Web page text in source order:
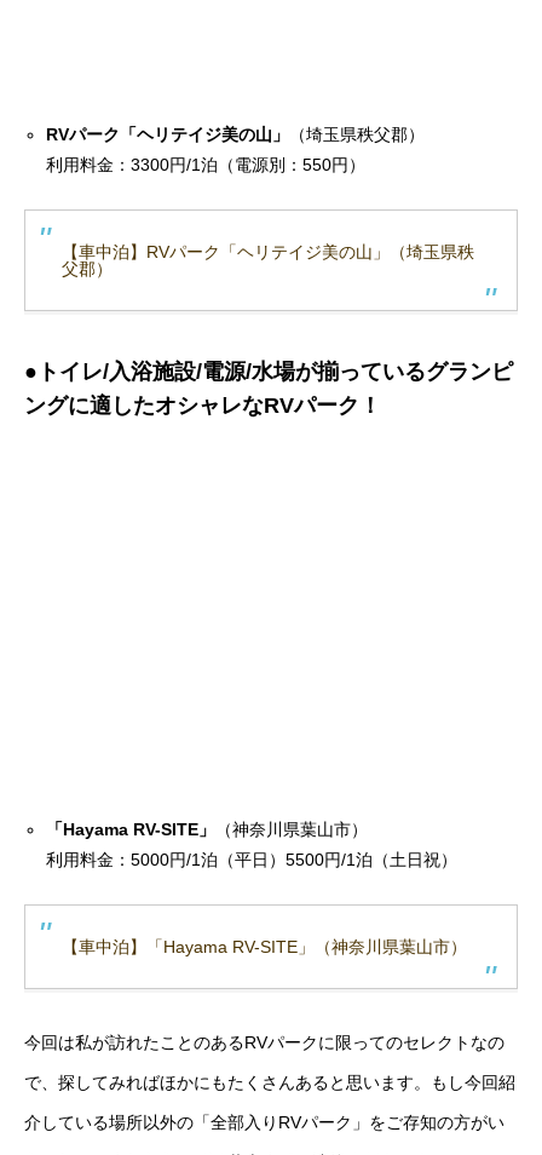
RVパーク「ヘリテイジ美の山」
（埼玉県秩父郡）
利用料金：3300円/1泊（電源別：550円）
【車中泊】RVパーク「ヘリテイジ美の山」（埼玉県秩
父郡）
●トイレ/入浴施設/電源/水場が揃っているグランピ
ングに適したオシャレなRVパーク！
「Hayama RV-SITE」
（神奈川県葉山市）
利用料金：5000円/1泊（平日）5500円/1泊（土日祝）
【車中泊】「Hayama RV-SITE」（神奈川県葉山市）
今回は私が訪れたことのあるRVパークに限ってのセレクトなの
で、探してみればほかにもたくさんあると思います。もし今回紹
介している場所以外の「全部入りRVパーク」をご存知の方がい